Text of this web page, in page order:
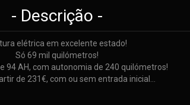
- Descrição -
elétrica em excelente estado!
Só 69 mil quilómetros!
94 AH, com autonomia de 240 quilómetros!
de 231€, com ou sem entrada inicial...